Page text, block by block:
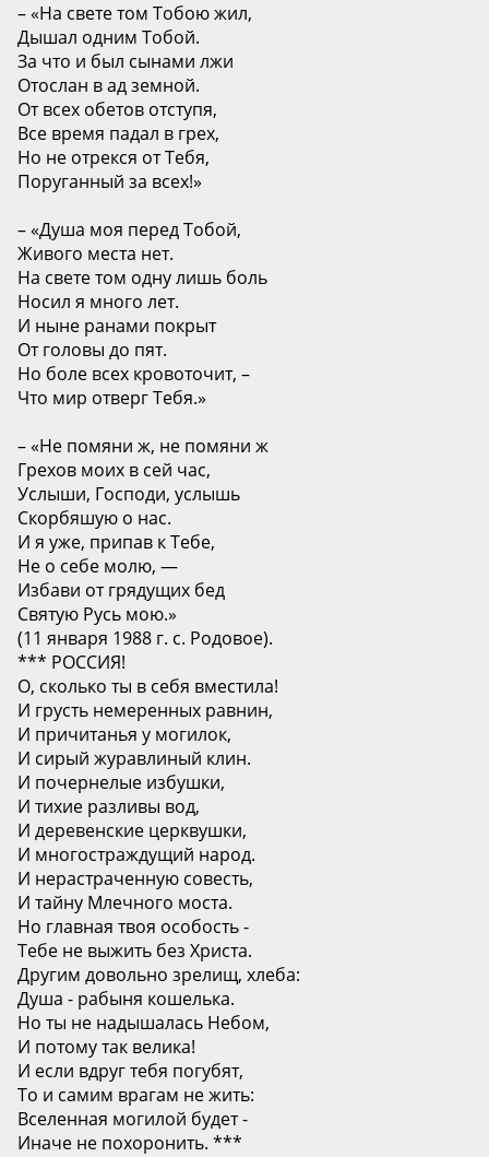
– «На свете том Тобою жил,
Дышал одним Тобой.
За что и был сынами лжи
Отослан в ад земной.
От всех обетов отступя,
Все время падал в грех,
Но не отрекся от Тебя,
Поруганный за всех!»
– «Душа моя перед Тобой,
Живого места нет.
На свете том одну лишь боль
Носил я много лет.
И ныне ранами покрыт
От головы до пят.
Но боле всех кровоточит, –
Что мир отверг Тебя.»
– «Не помяни ж, не помяни ж
Грехов моих в сей час,
Услыши, Господи, услышь
Скорбяшую о нас.
И я уже, припав к Тебе,
Не о себе молю, —
Избави от грядущих бед
Святую Русь мою.»
(11 января 1988 г. с. Родовое).
*** РОССИЯ!
О, сколько ты в себя вместила!
И грусть немеренных равнин,
И причитанья у могилок,
И сирый журавлиный клин.
И почернелые избушки,
И тихие разливы вод,
И деревенские церквушки,
И многостраждущий народ.
И нерастраченную совесть,
И тайну Млечного моста.
Но главная твоя особость -
Тебе не выжить без Христа.
Другим довольно зрелищ, хлеба:
Душа - рабыня кошелька.
Но ты не надышалась Небом,
И потому так велика!
И если вдруг тебя погубят,
То и самим врагам не жить:
Вселенная могилой будет -
Иначе не похоронить. ***